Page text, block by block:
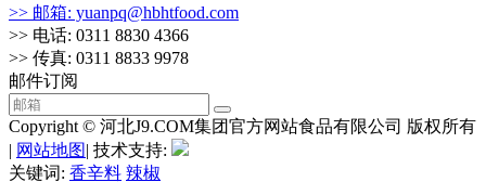
>> 邮箱: yuanpq@hbhtfood.com
>> 电话: 0311 8830 4366
>> 传真: 0311 8833 9978
邮件订阅
Copyright © 河北J9.COM集团官方网站食品有限公司 版权所有
| 网站地图| 技术支持:
关键词: 香辛料 辣椒